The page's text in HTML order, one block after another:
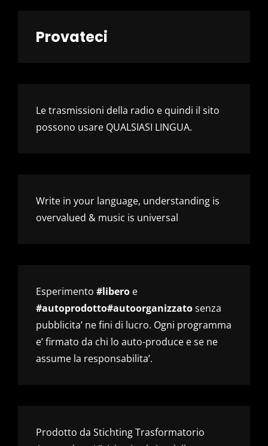
Provateci
Le trasmissioni della radio e quindi il sito
possono usare QUALSIASI LINGUA.
Write in your language, understanding is
overvalued & music is universal
Esperimento #libero e
#autoprodotto#autoorganizzatosenza
pubblicita’ ne fini di lucro. Ogni programma
e’ firmato da chi lo auto-produce e se ne
assume la responsabilita’.
Prodotto da Stichting Trasformatorio